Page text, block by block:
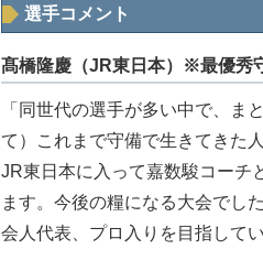
選手コメント
髙橋隆慶（JR東日本）※最優秀
「同世代の選手が多い中で、ま
て）これまで守備で生きてきた
JR東日本に入って嘉数駿コーチ
ます。今後の糧になる大会でし
会人代表、プロ入りを目指して